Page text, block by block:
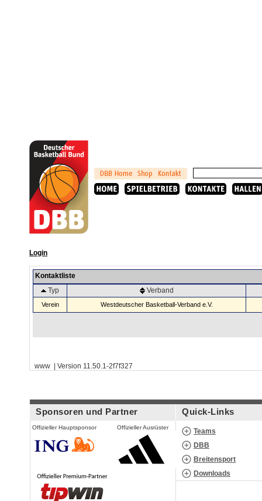
Login
Kontaktliste
Typ
Verband
Verein Westdeutscher Basketball-Verband e.V.
www | Version 11.50.1-2f7f327
Sponsoren und Partner
Offizieller Hauptsponsor Offizieller Ausrüster
Quick-Links
Teams
DBB
Breitensport
Downloads